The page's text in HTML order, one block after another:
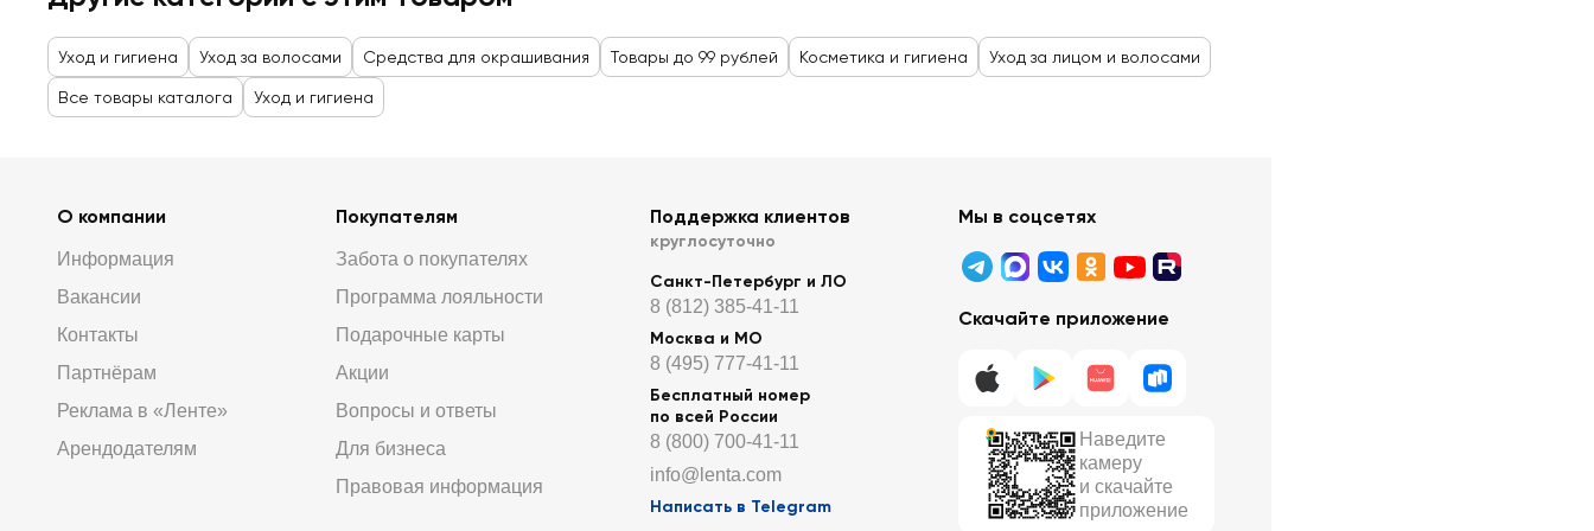
Уход и гигиена Уход за волосами Средства для окрашивания Товары до 99 рублей Косметика и гигиена Уход за лицом и волосами
Все товары каталога Уход и гигиена
О компании
Информация
Вакансии
Контакты
Партнёрам
Реклама в «Ленте»
Арендодателям
Покупателям
Забота о покупателях
Программа лояльности
Подарочные карты
Акции
Вопросы и ответы
Для бизнеса
Правовая информация
Поддержка клиентов
круглосуточно
Санкт-Петербург и ЛО
8 (812) 385-41-11
Москва и МО
8 (495) 777-41-11
Бесплатный номер
по всей России
8 (800) 700-41-11
info@lenta.com
Написать в Telegram
Мы в соцсетях
Скачайте приложение
Наведите
камеру
и скачайте
приложение